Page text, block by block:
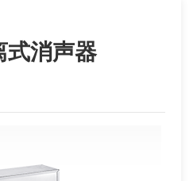
式消声器